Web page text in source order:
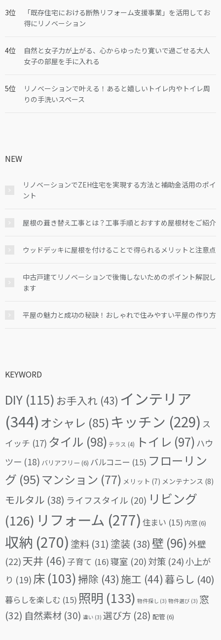
「既存住宅における断熱リフォーム支援事業」を活用してお
得にリノベーション
自然と女子力が上がる、心からゆったり寛いで過ごせる大人
女子の部屋を手に入れる
リノベーションで叶える！あると嬉しいトイレ内やトイレ周
りの手洗いスペース
NEW
リノベーションでZEH住宅を実現する方法と補助金活用のポイ
ント
屋根の葺き替え工事とは？工事手順とおすすめ屋根材をご紹介
ウッドデッキに屋根を付けることで得られるメリットと注意点
中古戸建てリノベーションで後悔しないためのポイント解説し
ます
平屋の魅力と成功の秘訣！おしゃれで住みやすい平屋の作り方
KEYWORD
DIY (115) お手入れ (43) インテリア
(344) オシャレ (85) キッチン (229) ス
イッチ (17) タイル (98) テラス (4) トイレ (97) ハウ
ツー (18) バリアフリー (6) バルコニー (15) フローリン
グ (95)マンション (77) メリット (7) メンテナンス (8)
モルタル (38) ライフスタイル (20) リビング
(126) リフォーム (277) 住まい (15) 内窓(6)
収納 (270) 塗料 (31) 塗装 (38) 壁 (96)外壁
(22)天井 (46) 子育て (16)寝室 (20) 対策 (24)小上が
り (19) 床 (103)掃除 (43) 施工 (44) 暮らし (40)
暮らしを楽しむ (15) 照明 (133) 物件探し (3) 物件選び (3) 窓
(32) 自然素材 (30) 違い (3) 選び方 (28) 配管(6)